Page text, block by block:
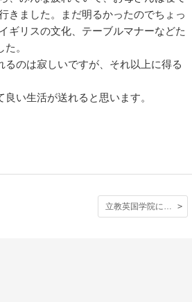
きました。まだ明るかったのでちょっ
ギリスの文化、テーブルマナーなどた
。
のは寂しいですが、それ以上に得る
い生活が送れると思います。
立教英国学院に入学して